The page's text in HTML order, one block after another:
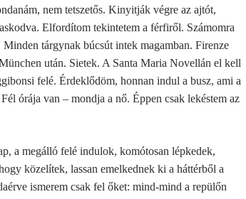
nem tetszetős. Kinyitják végre az ajtót,
Elfordítom tekintetem a férfiről. Számomra
Minden tárgynak búcsút intek magamban. Firenze
után. Sietek. A Santa Maria Novellán el kell
felé. Érdeklődöm, honnan indul a busz, ami a
órája van – mondja a nő. Éppen csak lekéstem az
a megálló felé indulok, komótosan lépkedek,
közelítek, lassan emelkednek ki a háttérből a
ismerem csak fel őket: mind-mind a repülőn